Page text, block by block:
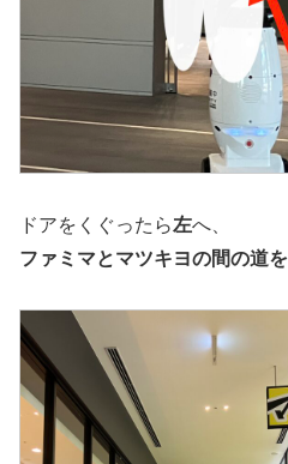
ドアをくぐったら左へ、
ファミマとマツキヨの間の道